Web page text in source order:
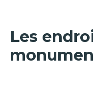
Les